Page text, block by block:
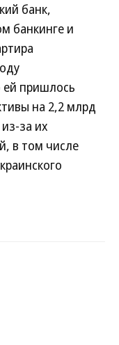
банк,
банкинге и
пришлось
на 2,2 млрд
за их
в том числе